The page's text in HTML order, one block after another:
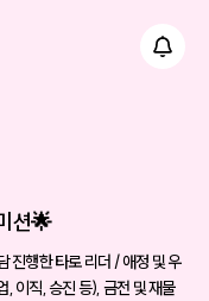
션🌟
진행한 타로 리더 / 애정 및 우
, 이직, 승진 등), 금전 및 재물